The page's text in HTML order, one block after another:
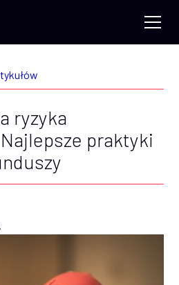
ryzyka
praktyki